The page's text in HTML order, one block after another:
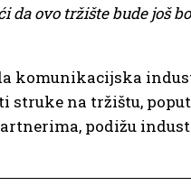
ovo tržište bude još
komunikacijska
na tržištu,
podižu